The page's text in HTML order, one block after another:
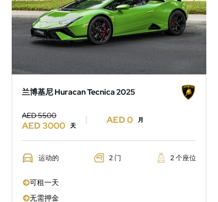
兰博基尼 Huracan Tecnica 2025
AED 5500
AED 3000 天
AED 0 月
运动的 2 门 2 个座位
可租一天
无需押金